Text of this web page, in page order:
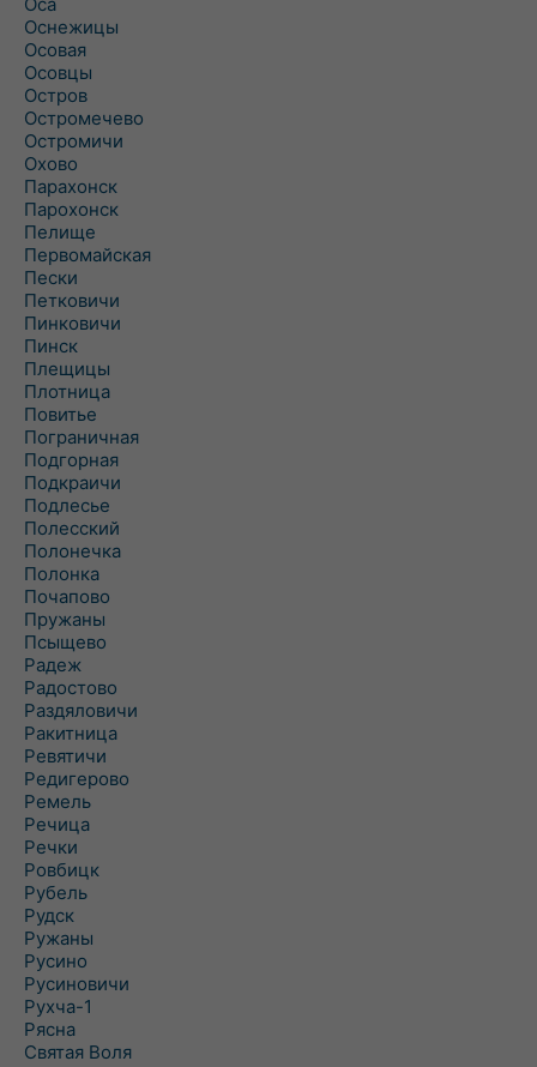
Оснежицы
Осовая
Осовцы
Остров
Остромечево
Остромичи
Охово
Парахонск
Парохонск
Пелище
Первомайская
Пески
Петковичи
Пинковичи
Пинск
Плещицы
Плотница
Повитье
Пограничная
Подгорная
Подкраичи
Подлесье
Полесский
Полонечка
Полонка
Почапово
Пружаны
Псыщево
Радеж
Радостово
Раздяловичи
Ракитница
Ревятичи
Редигерово
Ремель
Речица
Речки
Ровбицк
Рубель
Рудск
Ружаны
Русино
Русиновичи
Рухча-1
Рясна
Святая Воля